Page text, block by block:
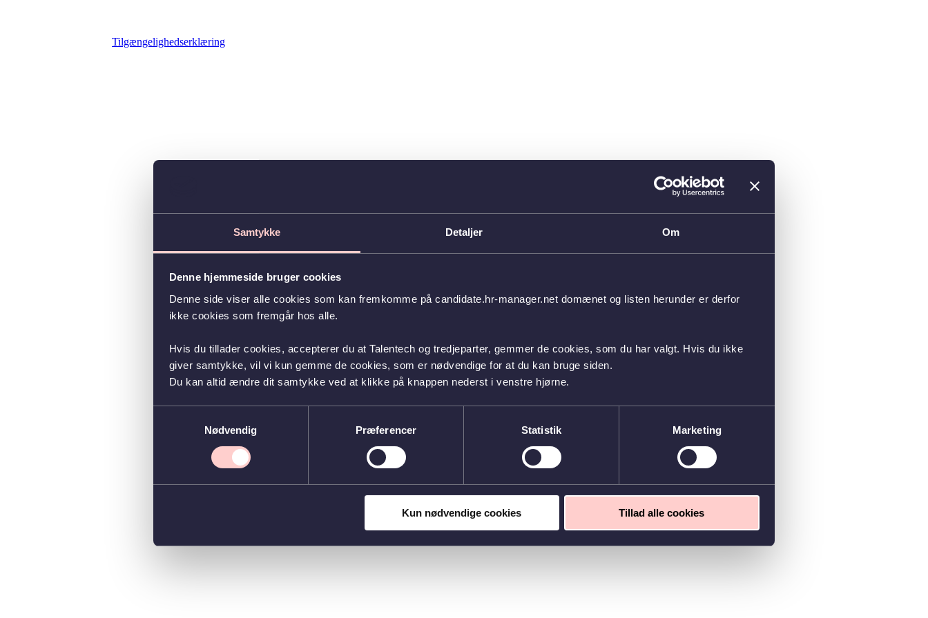
Samtykke Detaljer Om
Denne hjemmeside bruger cookies
Denne side viser alle cookies som kan fremkomme på candidate.hr-manager.net domænet og listen herunder er derfor
ikke cookies som fremgår hos alle.
Hvis du tillader cookies, accepterer du at Talentech og tredjeparter, gemmer de cookies, som du har valgt. Hvis du ikke
giver samtykke, vil vi kun gemme de cookies, som er nødvendige for at du kan bruge siden.
Du kan altid ændre dit samtykke ved at klikke på knappen nederst i venstre hjørne.
Nødvendig
Præferencer Statistik Marketing
Kun nødvendige cookies Tillad alle cookies
Tilgængelighedserklæring